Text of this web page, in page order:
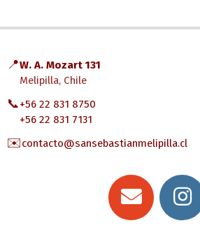
📍W. A. Mozart 131
Melipilla, Chile
📞+56 22 831 8750
+56 22 831 7131
✉️contacto@sansebastianmelipilla.cl